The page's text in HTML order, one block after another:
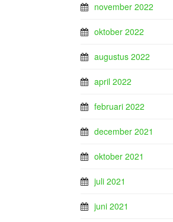
november 2022
oktober 2022
augustus 2022
april 2022
februari 2022
december 2021
oktober 2021
juli 2021
juni 2021